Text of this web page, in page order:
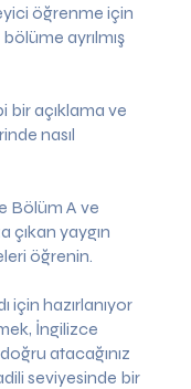
öğrenme için
ayrılmış
bir açıklama ve
nasıl
Bölüm A ve
çıkan yaygın
öğrenin.
için hazırlanıyor
İngilizce
atacağınız
seviyesinde bir